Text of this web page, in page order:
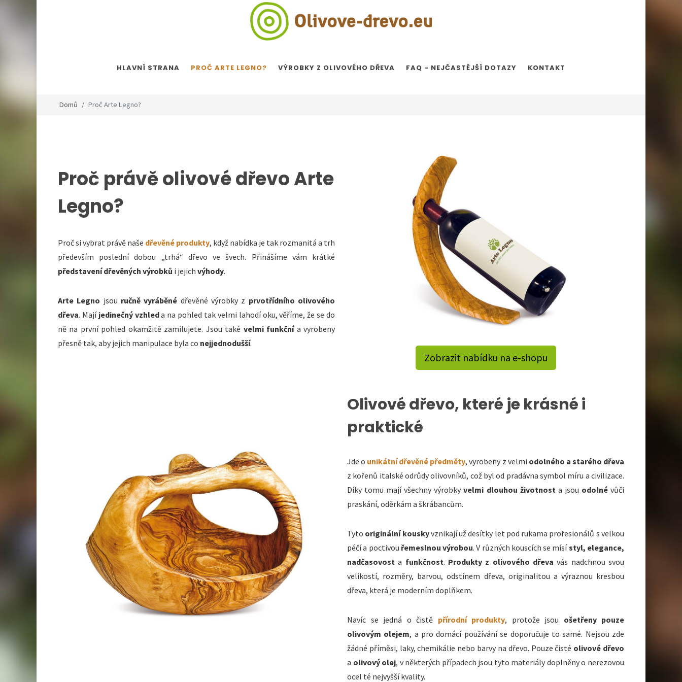
HLAVNÍ STRANA PROČ ARTE LEGNO? VÝROBKY Z OLIVOVÉHO DŘEVA FAQ - NEJČASTĚJŠÍ DOTAZY KONTAKT
Domů Proč Arte Legno?
Proč právě olivové dřevo Arte
Legno?
Proč si vybrat právě naše dřevěné produkty, když nabídka je tak rozmanitá a trh
především poslední dobou „trhá“ dřevo ve švech. Přinášíme vám krátké
představení dřevěných výrobků i jejich výhody.
Arte Legno jsou ručně vyráběné dřevěné výrobky z prvotřídního olivového
dřeva. Mají jedinečný vzhleda na pohled tak velmi lahodí oku, věříme, že se do
ně na první pohled okamžitě zamilujete. Jsou také velmi funkčnía vyrobeny
přesně tak, aby jejich manipulace byla co nejjednodušší.
Zobrazit nabídku na e-shopu
Olivové dřevo, které je krásné i
praktické
Jde o unikátní dřevěné předměty, vyrobeny z velmi odolného a starého dřeva
z kořenů italské odrůdy olivovníků, což byl od pradávna symbol míru a civilizace.
Díky tomu mají všechny výrobkyvelmi dlouhou životnosta jsou odolnévůči
praskání, oděrkám a škrábancům.
Tyto originální kouskyvznikají už desítky let pod rukama profesionálů s velkou
péčí a poctivou řemeslnou výrobou. V různých kouscích se mísístyl, elegance,
nadčasovost a funkčnost. Produkty z olivového dřeva vás nadchnou svou
velikostí, rozměry, barvou, odstínem dřeva, originalitou a výraznou kresbou
dřeva, která je moderním doplňkem.
Navíc se jedná o čistě přírodní produkty, protože jsou ošetřeny pouze
olivovým olejem, a pro domácí používání se doporučuje to samé. Nejsou zde
žádné příměsi, laky, chemikálie nebo barvy na dřevo. Pouze čisté olivové dřevo
a olivový olej, v některých případech jsou tyto materiály doplněny o nerezovou
ocel té nejvyšší kvality.